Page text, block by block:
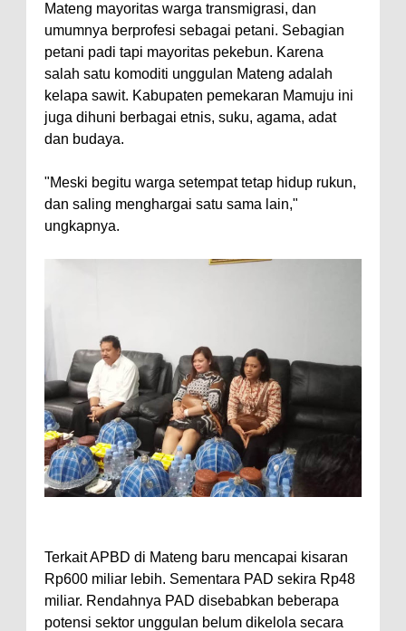
Mateng mayoritas warga transmigrasi, dan
umumnya berprofesi sebagai petani. Sebagian
petani padi tapi mayoritas pekebun. Karena
salah satu komoditi unggulan Mateng adalah
kelapa sawit. Kabupaten pemekaran Mamuju ini
juga dihuni berbagai etnis, suku, agama, adat
dan budaya.
"Meski begitu warga setempat tetap hidup rukun,
dan saling menghargai satu sama lain,"
ungkapnya.
Terkait APBD di Mateng baru mencapai kisaran
Rp600 miliar lebih. Sementara PAD sekira Rp48
miliar. Rendahnya PAD disebabkan beberapa
potensi sektor unggulan belum dikelola secara